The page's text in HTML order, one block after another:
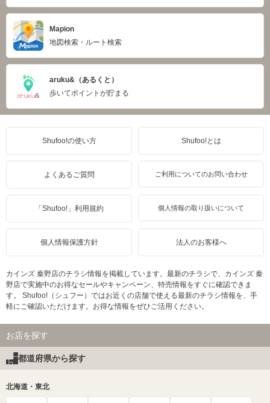
Mapion
地図検索・ルート検索
aruku&（あるくと）
歩いてポイントが貯まる
Shufoo!の使い方 Shufoo!とは
よくあるご質問 ご利用についてのお問い合わせ
「Shufoo!」利用規約 個人情報の取り扱いについて
個人情報保護方針 法人のお客様へ
カインズ 秦野店のチラシ情報を掲載しています。最新のチラシで、カインズ 秦
野店で実施中のお得なセールやキャンペーン、特売情報をすぐに確認できま
す。 Shufoo!（シュフー）ではお近くの店舗で使える最新のチラシ情報を、手
軽にご確認いただけます。お得な情報をぜひご活用ください。
お店を探す
都道府県から探す
北海道・東北